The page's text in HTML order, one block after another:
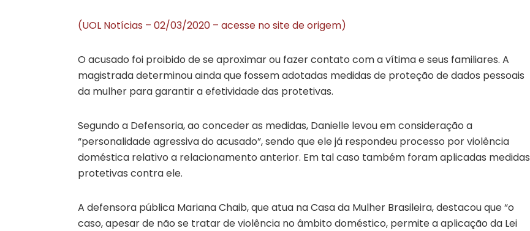
(UOL Notícias – 02/03/2020 – acesse no site de origem)
O acusado foi proibido de se aproximar ou fazer contato com a vítima e seus familiares. A
magistrada determinou ainda que fossem adotadas medidas de proteção de dados pessoais
da mulher para garantir a efetividade das protetivas.
Segundo a Defensoria, ao conceder as medidas, Danielle levou em consideração a
“personalidade agressiva do acusado”, sendo que ele já respondeu processo por violência
doméstica relativo a relacionamento anterior. Em tal caso também foram aplicadas medidas
protetivas contra ele.
A defensora pública Mariana Chaib, que atua na Casa da Mulher Brasileira, destacou que “o
caso, apesar de não se tratar de violência no âmbito doméstico, permite a aplicação da Lei